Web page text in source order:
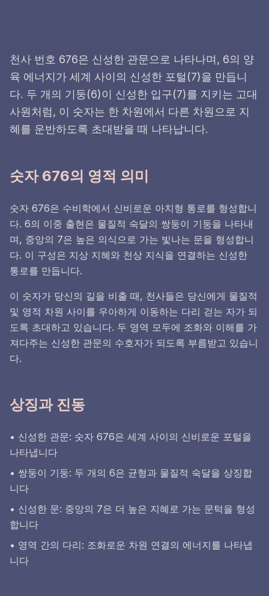
천사 번호 676은 신성한 관문으로 나타나며, 6의 양
육 에너지가 세계 사이의 신성한 포털(7)을 만듭니
다. 두 개의 기둥(6)이 신성한 입구(7)를 지키는 고대
사원처럼, 이 숫자는 한 차원에서 다른 차원으로 지
혜를 운반하도록 초대받을 때 나타납니다.
숫자 676의 영적 의미
숫자 676은 수비학에서 신비로운 아치형 통로를 형성합니
다. 6의 이중 출현은 물질적 숙달의 쌍둥이 기둥을 나타내
며, 중앙의 7은 높은 의식으로 가는 빛나는 문을 형성합니
다. 이 구성은 지상 지혜와 천상 지식을 연결하는 신성한
통로를 만듭니다.
이 숫자가 당신의 길을 비출 때, 천사들은 당신에게 물질적
및 영적 차원 사이를 우아하게 이동하는 다리 걷는 자가 되
도록 초대하고 있습니다. 두 영역 모두에 조화와 이해를 가
져다주는 신성한 관문의 수호자가 되도록 부름받고 있습니
다.
상징과 진동
• 신성한 관문: 숫자 676은 세계 사이의 신비로운 포털을
나타냅니다
• 쌍둥이 기둥: 두 개의 6은 균형과 물질적 숙달을 상징합
니다
• 신성한 문: 중앙의 7은 더 높은 지혜로 가는 문턱을 형성
합니다
• 영역 간의 다리: 조화로운 차원 연결의 에너지를 나타냅
니다